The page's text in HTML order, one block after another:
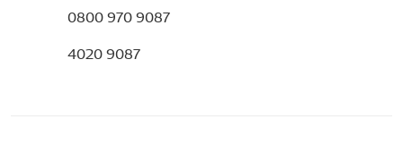
0800 970 9087
4020 9087